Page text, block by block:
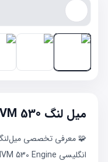
میل لنگ MVM 530